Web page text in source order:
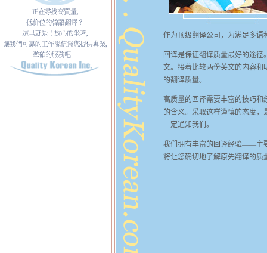
作为顶级翻译公司，为满足多语
回译是保证翻译质量最好的途
文。接着比较两份英文的内容和
的翻译质量。
高质量的回译需要丰富的技巧
的含义。采取这样谨慎的态度
一定通知我们。
我们拥有丰富的回译经验——主
将让您确切地了解原先翻译的质